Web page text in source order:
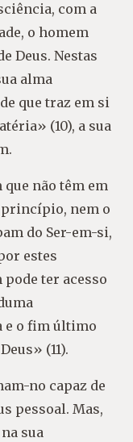
com a
o homem
Deus. Nestas
alma
que traz em si
(10), a sua
que não têm em
nem o
do Ser-em-si,
estes
ter acesso
e o fim último
(11).
no capaz de
pessoal. Mas,
sua